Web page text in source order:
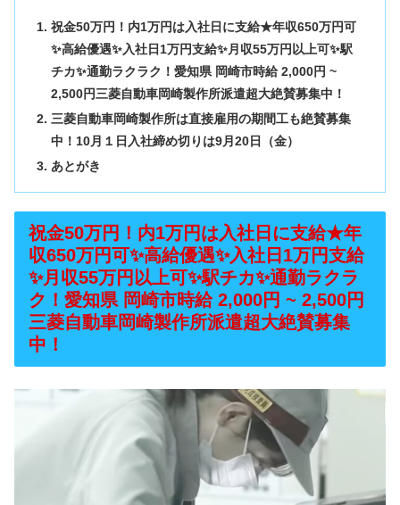
祝金50万円！内1万円は入社日に支給★年収650万円可
✨高給優遇✨入社日1万円支給✨月収55万円以上可✨駅
チカ✨通勤ラクラク！愛知県 岡崎市時給 2,000円 ~
2,500円三菱自動車岡崎製作所派遣超大絶賛募集中！
三菱自動車岡崎製作所は直接雇用の期間工も絶賛募集
中！10月１日入社締め切りは9月20日（金）
あとがき
祝金50万円！内1万円は入社日に支給★年
収650万円可✨高給優遇✨入社日1万円支給
✨月収55万円以上可✨駅チカ✨通勤ラクラ
ク！愛知県 岡崎市時給 2,000円 ~ 2,500円
三菱自動車岡崎製作所派遣超大絶賛募集
中！